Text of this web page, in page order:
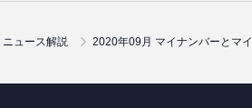
ニュース解説 2020年09月 マイナンバーとマ